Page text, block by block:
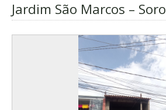
Jardim São Marcos –